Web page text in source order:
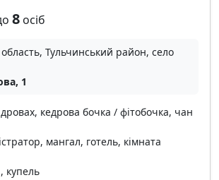
8 осіб
Тульчинський район, село
1
кедрова бочка / фітобочка, чан
мангал, готель, кімната
купель